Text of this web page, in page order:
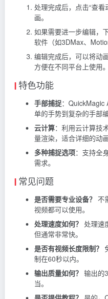
处理完成后，点击“查
画。
如果需要进一步编辑，
软件（如3DMax、
编辑完成后，可以将动
方便在不同平台上使用。
特色功能
手部捕捉：QuickMagic
单的手势到复杂的手部
云计算：利用云计算技
量渲染，适合详细的动画
多种捕捉选项：支持全
需求。
常见问题
是否需要专业设备？ 不
视频都可以使用。
处理速度如何？ 处理速
但通常非常快。
是否有视频长度限制？
制在60秒以内。
输出质量如何？ 输出的
当。